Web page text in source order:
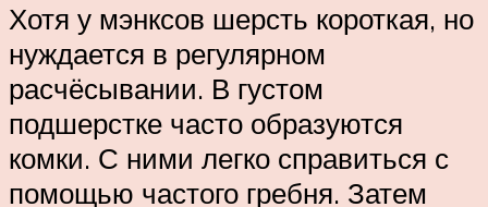
Хотя у мэнксов шерсть короткая, но
нуждается в регулярном
расчёсывании. В густом
подшерстке часто образуются
комки. С ними легко справиться с
помощью частого гребня. Затем